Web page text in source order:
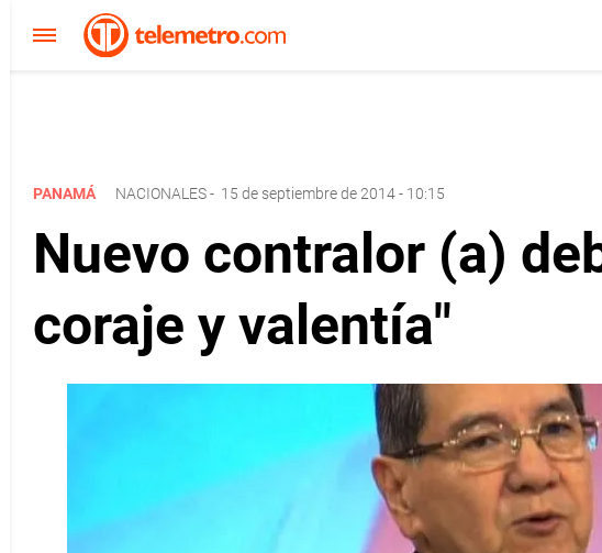
PANAMÁ NACIONALES- 15 de septiembre de 2014 - 10:15
Nuevo contralor (a)
coraje y valentía"